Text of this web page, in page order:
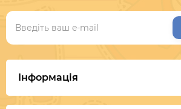
Інформація